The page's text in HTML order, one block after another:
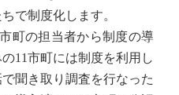
で制度化します。
町の担当者から制度の導
11市町には制度を利用し
聞き取り調査を行なった